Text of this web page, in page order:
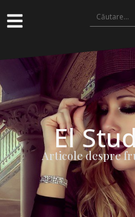
El
Articole despre